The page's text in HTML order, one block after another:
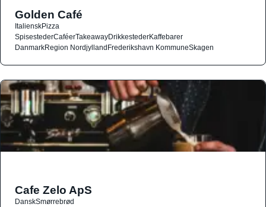
Golden Café
ItalienskPizza
SpisestederCaféerTakeawayDrikkestederKaffebarer
DanmarkRegion NordjyllandFrederikshavn KommuneSkagen
Cafe Zelo ApS
DanskSmørrebrød